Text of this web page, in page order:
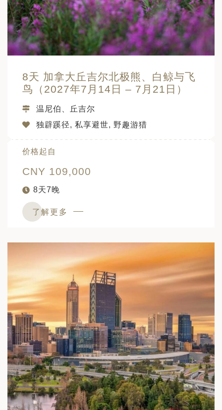
8天 加拿大丘吉尔北极熊、白鲸与飞
鸟（2027年7月14日 – 7月21日）
温尼伯、丘吉尔
独辟蹊径, 私享避世, 野趣游猎
价格起自
CNY 109,000
8天7晚
了解更多